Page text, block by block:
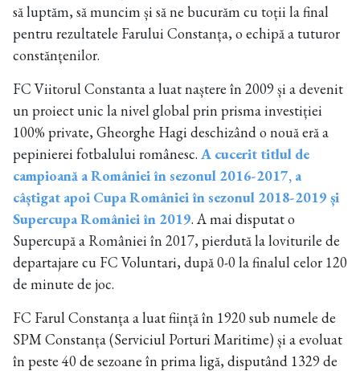
să luptăm, să muncim și să ne bucurăm cu toții la final
pentru rezultatele Farului Constanța, o echipă a tuturor
constănțenilor.
FC Viitorul Constanta a luat naștere în 2009 și a devenit
un proiect unic la nivel global prin prisma investiției
100% private, Gheorghe Hagi deschizând o nouă eră a
pepinierei fotbalului românesc. A cucerit titlul de
campioană a României în sezonul 2016-2017, a
câștigat apoi Cupa României în sezonul 2018-2019 și
Supercupa României în 2019. A mai disputat o
Supercupă a României în 2017, pierdută la loviturile de
departajare cu FC Voluntari, după 0-0 la finalul celor 120
de minute de joc.
FC Farul Constanța a luat ființă în 1920 sub numele de
SPM Constanța (Serviciul Porturi Maritime) și a evoluat
în peste 40 de sezoane în prima ligă, disputând 1329 de